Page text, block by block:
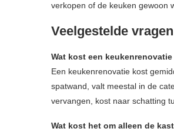
verkopen of de keuken gewoon
Veelgestelde vragen
Wat kost een
Een keukenrenovatie kost
spatwand, valt meestal in de
vervangen, kost naar schatting
Wat kost het om alleen de